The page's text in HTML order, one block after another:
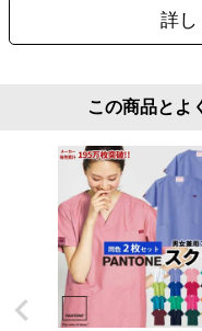
詳し
この商品とよ